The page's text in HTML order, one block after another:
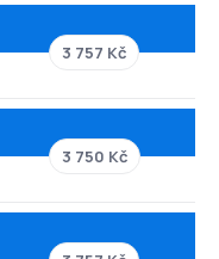
3 757 Kč
3 750 Kč